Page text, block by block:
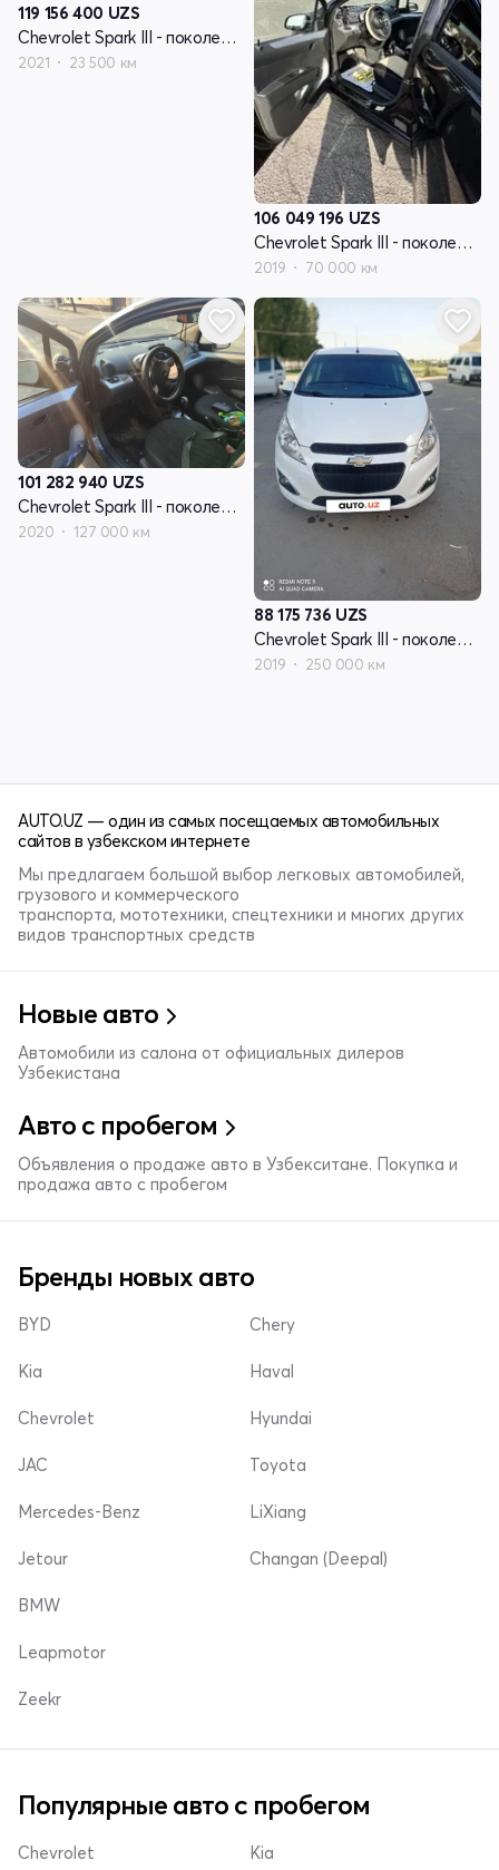
119 156 400 UZS
Chevrolet Spark III - поколение
2021 23 500 км
106 049 196 UZS
Chevrolet Spark III - поколение
2019 70 000 км
101 282 940 UZS
Chevrolet Spark III - поколение
2020 127 000 км
88 175 736 UZS
Chevrolet Spark III - поколение
2019 250 000 км
AUTO.UZ — один из самых посещаемых автомобильных
сайтов в узбекском интернете
Мы предлагаем большой выбор легковых автомобилей,
грузового и коммерческого
транспорта, мототехники, спецтехники и многих других
видов транспортных средств
Новые авто
Автомобили из салона от официальных дилеров
Узбекистана
Авто с пробегом
Объявления о продаже авто в Узбекситане. Покупка и
продажа авто с пробегом
Бренды новых авто
BYD
Kia
Chevrolet
Chery
Haval
Hyundai
JAC
Mercedes-Benz
Jetour
Toyota
LiXiang
Changan (Deepal)
BMW
Leapmotor
Zeekr
Популярные авто с пробегом
Chevrolet Kia